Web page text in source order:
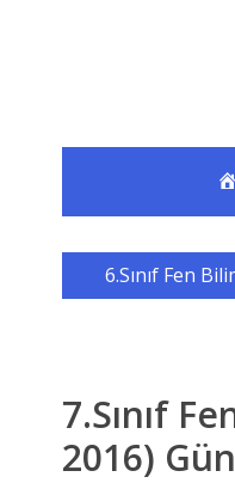
6.Sınıf Fen
7.Sınıf
2016)